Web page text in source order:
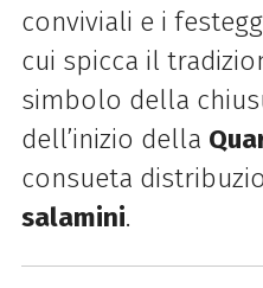
conviviali e i
cui spicca il
simbolo della
dell’inizio della
consueta
salamini.